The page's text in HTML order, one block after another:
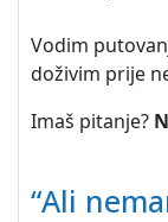
Vodim
doživim prije
Imaš pitanje?
“Ali